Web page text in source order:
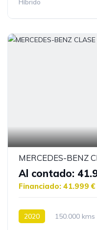
MERCEDES-BENZ
Al contado:
Financiado: 41.999 €
2020 150.000 kms